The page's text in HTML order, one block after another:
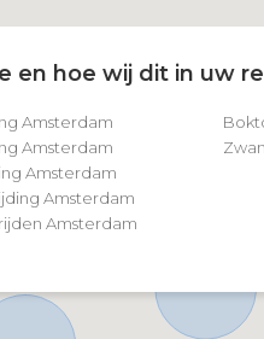
hoe wij dit in uw
Amsterdam
Amsterdam
Amsterdam
Amsterdam
Amsterdam